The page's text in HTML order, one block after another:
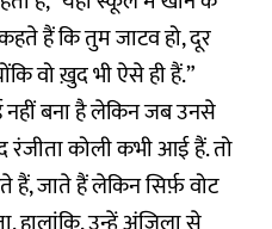
हैं कि तुम जाटव हो, दूर
वो ख़ुद भी ऐसे ही हैं.”
नहीं बना है लेकिन जब उनसे
कोली कभी आई हैं. तो
हैं, जाते हैं लेकिन सिर्फ़ वोट